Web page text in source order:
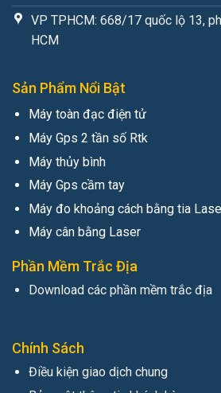
VP TPHCM: 668/17 quốc lộ 13,
HCM
Sản Phẩm Nổi Bật
Máy toàn đạc điện tử
Máy Gps 2 tần số Rtk
Máy thủy bình
Máy Gps cầm tay
Máy đo khoảng cách bằng tia
Máy cân bằng Laser
Phần Mềm Trắc Địa
Download các phần mềm trắc địa
Chính Sách
Điều kiện giao dịch chung